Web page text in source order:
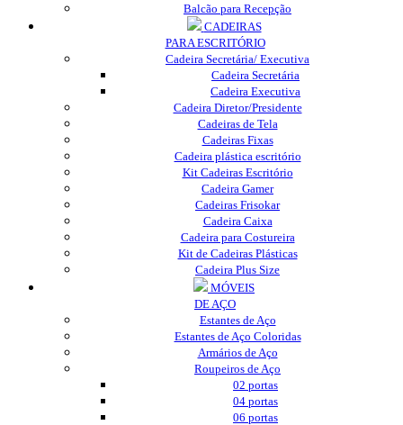
Balcão para Recepção
CADEIRAS
PARA ESCRITÓRIO
Cadeira Secretária/ Executiva
Cadeira Secretária
Cadeira Executiva
Cadeira Diretor/Presidente
Cadeiras de Tela
Cadeiras Fixas
Cadeira plástica escritório
Kit Cadeiras Escritório
Cadeira Gamer
Cadeiras Frisokar
Cadeira Caixa
Cadeira para Costureira
Kit de Cadeiras Plásticas
Cadeira Plus Size
MÓVEIS
DE AÇO
Estantes de Aço
Estantes de Aço Coloridas
Armários de Aço
Roupeiros de Aço
02 portas
04 portas
06 portas